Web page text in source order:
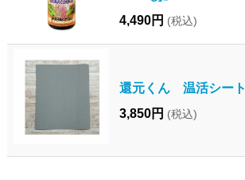
4,490円 (税込)
還元くん 温活シート
3,850円 (税込)